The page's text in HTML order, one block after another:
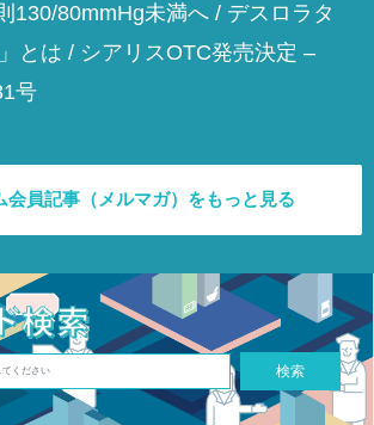
130/80mmHg未満へ / デスロラタ
とは / シアリスOTC発売決定 –
号
会員記事（メルマガ）をもっと見る
検索